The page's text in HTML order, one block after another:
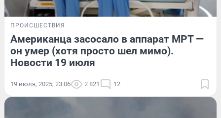
ПРОИСШЕСТВИЯ
Американца засосало в аппарат МРТ —
он умер (хотя просто шел мимо).
Новости 19 июля
19 июля, 2025, 23:06 2 821 12